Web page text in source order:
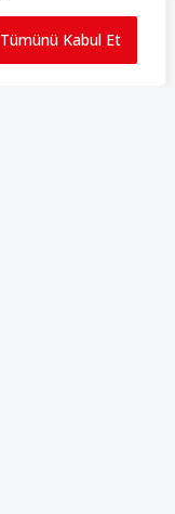
Tümünü Kabul Et